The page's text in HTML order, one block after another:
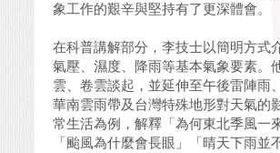
象工作的艱辛與堅持有了更深體會。
在科普講解部分，李技士以簡明方式
氣壓、濕度、降雨等基本氣象要素。
雲、卷雲談起，並延伸至午後雷陣雨
華南雲雨帶及台灣特殊地形對天氣的
常生活為例，解釋「為何東北季風一
「颱風為什麼會長眼」「晴天下雨並